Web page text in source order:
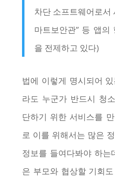
차단 소프트웨어로서
마트보안관” 등 앱
을 전제하고 있다)
법에 이렇게 명시되어
라도 누군가 반드시 청
단하기 위한 서비스를
로 이를 위해서는 많은
정보를 들여다봐야 하
은 부모와 협상할 기회